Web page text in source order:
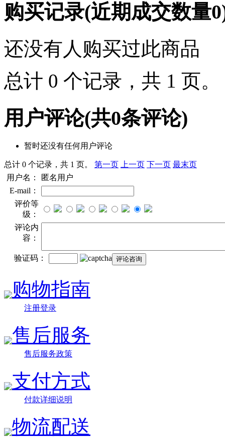
购买记录(近期成交数量0
还没有人购买过此商品
总计 0 个记录，共 1 页。
用户评论(共0条评论)
暂时还没有任何用户评论
总计 0 个记录，共 1 页。 第一页 上一页 下一页 最末页
用户名：
匿名用户
E-mail：
评价等
级：
评论内
容：
验证码：
购物指南
注册登录
售后服务
售后服务政策
支付方式
付款详细说明
物流配送